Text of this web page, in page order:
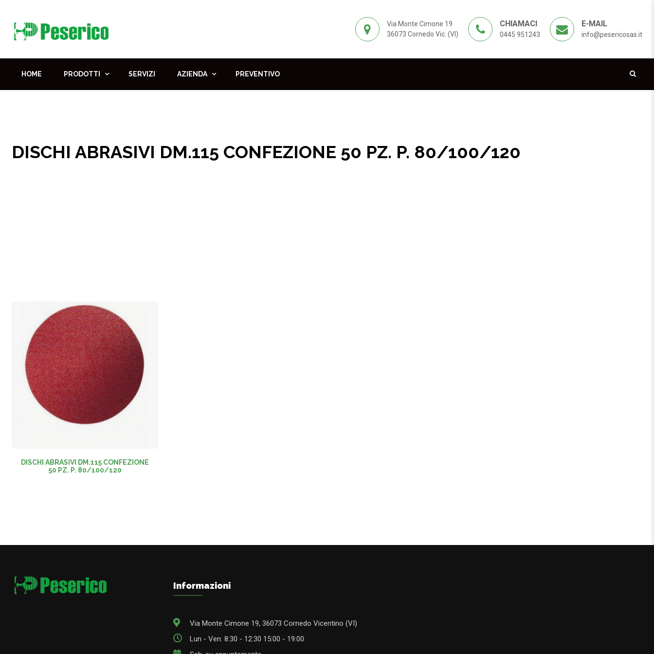
Via Monte Cimone 19
36073 Cornedo Vic. (VI)
CHIAMACI
0445 951243
E-MAIL
info@pesericosas.it
HOME PRODOTTI SERVIZI AZIENDA PREVENTIVO
DISCHI ABRASIVI DM.115 CONFEZIONE 50 PZ. P. 80/100/120
DISCHI ABRASIVI DM.115 CONFEZIONE
50 PZ. P. 80/100/120
Informazioni
Via Monte Cimone 19, 36073 Cornedo Vicentino (VI)
Lun - Ven: 8:30 - 12:30 15:00 - 19:00